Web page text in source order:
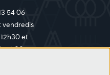
54 06
vendredis
et
17h00